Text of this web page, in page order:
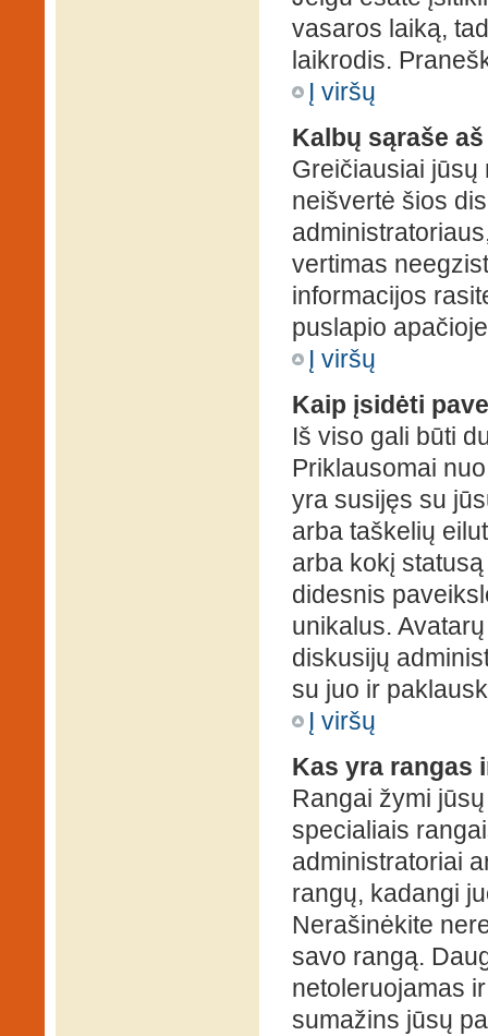
vasaros laiką,
laikrodis.
Į viršų
Kalbų sąraše
Greičiausiai jūsų
neišvertė šios
vertimas
informacijos
puslapio
Į viršų
Kaip įsidėti
Iš viso gali būti
Priklausomai
yra susijęs su
arba taškelių
arba kokį
didesnis
unikalus.
diskusijų
su juo ir
Į viršų
Kas yra rangas
Rangai žymi
specialiais
administratoriai
rangų, kadangi
Nerašinėkite
savo rangą.
netoleruojamas
sumažins jūsų